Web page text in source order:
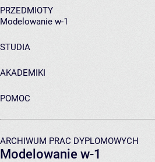
PRZEDMIOTY
Modelowanie w-1
STUDIA
AKADEMIKI
POMOC
ARCHIWUM PRAC DYPLOMOWYCH
Modelowanie w-1